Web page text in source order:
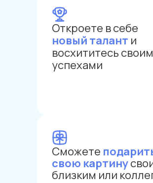
Откроете в себе
новый талант и
восхититесь
успехами
Сможете
свою картину
близким или